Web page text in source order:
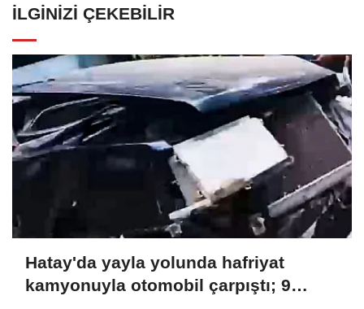
İLGINIZI ÇEKEBILIR
Hatay'da yayla yolunda hafriyat
kamyonuyla otomobil çarpıştı; 9